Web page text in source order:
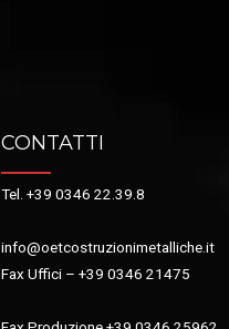
CONTATTI
Tel. +39 0346 22.39.8
info@oetcostruzionimetalliche.it
Fax Uffici – +39 0346 21475